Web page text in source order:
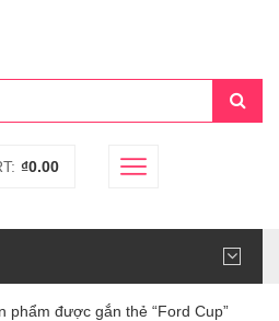
₫0.00
phẩm được gắn thẻ “Ford Cup”